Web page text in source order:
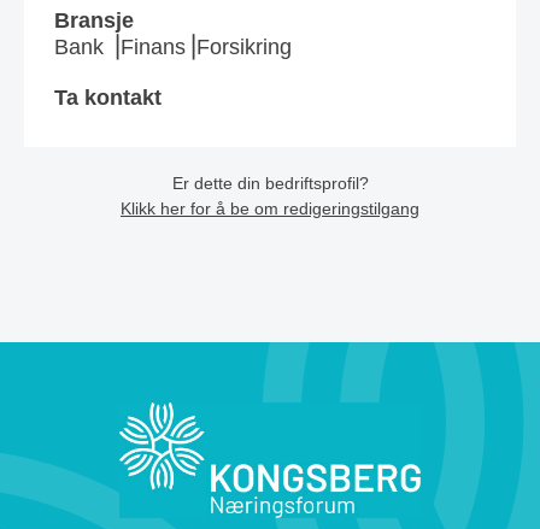
Bransje
Bank ⎥Finans⎥Forsikring
Ta kontakt
Er dette din bedriftsprofil?
Klikk her for å be om redigeringstilgang